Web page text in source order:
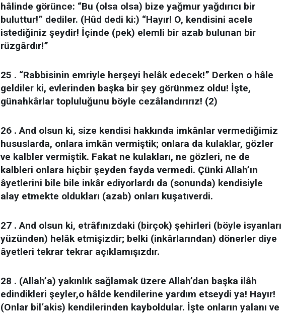
hâlinde görünce: “Bu (olsa olsa) bize yağmur yağdırıcı bir
buluttur!” dediler. (Hûd dedi ki:) “Hayır! O, kendisini acele
istediğiniz şeydir! İçinde (pek) elemli bir azab bulunan bir
rüzgârdır!”
25 . “Rabbisinin emriyle herşeyi helâk edecek!” Derken o hâle
geldiler ki, evlerinden başka bir şey görünmez oldu! İşte,
günahkârlar topluluğunu böyle cezâlandırırız! (2)
26 . And olsun ki, size kendisi hakkında imkânlar vermediğimiz
hususlarda, onlara imkân vermiştik; onlara da kulaklar, gözler
ve kalbler vermiştik. Fakat ne kulakları, ne gözleri, ne de
kalbleri onlara hiçbir şeyden fayda vermedi. Çünki Allah’ın
âyetlerini bile bile inkâr ediyorlardı da (sonunda) kendisiyle
alay etmekte oldukları (azab) onları kuşatıverdi.
27 . And olsun ki, etrâfınızdaki (birçok) şehirleri (böyle isyanları
yüzünden) helâk etmişizdir; belki (inkârlarından) dönerler diye
âyetleri tekrar tekrar açıklamışızdır.
28 . (Allah’a) yakınlık sağlamak üzere Allah’dan başka ilâh
edindikleri şeyler,o hâlde kendilerine yardım etseydi ya! Hayır!
(Onlar bil‘akis) kendilerinden kayboldular. İşte onların yalanı ve